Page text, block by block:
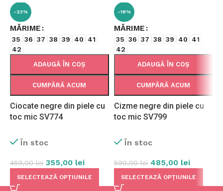
-23%
MĂRIME
35 36 37 38 39 40
41
42
ADAUGĂ ÎN COȘ
CUMPĂRĂ ACUM
Ciocate negre din piele cu
toc mic SV774
În stoc
459,00lei 355,00 lei
SELECTEAZĂ OPȚIUNILE
-18%
MĂRIME
35 36 37 38 39 40
41
42
ADAUGĂ ÎN COȘ
CUMPĂRĂ ACUM
Cizme negre din piele cu
toc mic SV799
În stoc
590,00lei 485,00 lei
SELECTEAZĂ OPȚIUNILE